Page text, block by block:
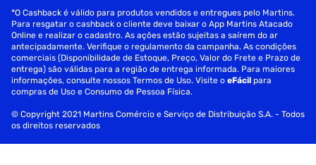
*O Cashback é válido para produtos vendidos e entregues pelo Martins.
Para resgatar o cashback o cliente deve baixar o App Martins Atacado
Online e realizar o cadastro. As ações estão sujeitas a saírem do ar
antecipadamente. Verifique o regulamento da campanha. As condições
comerciais (Disponibilidade de Estoque, Preço, Valor do Frete e Prazo de
entrega) são válidas para a região de entrega informada. Para maiores
informações, consulte nossos Termos de Uso. Visite oeFácil para
compras de Uso e Consumo de Pessoa Física.
© Copyright 2021 Martins Comércio e Serviço de Distribuição S.A. - Todos
os direitos reservados